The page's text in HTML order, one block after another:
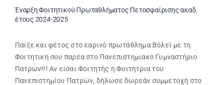
Έναρξη Φοιτητικού Πρωταθλήματος Πετοσφαίρισης ακαδ.
έτους 2024-2025
Παίξε και φέτος στο εαρινό πρωτάθλημα Βόλεϊ με τη
Φοιτητική σου παρέα στο Πανεπιστημιακό Γυμναστήριο
Πατρών!!! Αν είσαι Φοιτητής ή Φοιτήτρια του
Πανεπιστημίου Πατρών, δήλωσε δωρεάν συμμετοχή στο